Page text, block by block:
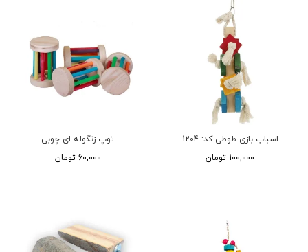
اسباب بازی طوطی کد: 1204
100,000 تومان
توپ زنگوله ای چوبی
60,000 تومان